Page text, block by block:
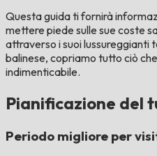
Questa guida ti fornirà
mettere piede sulle sue coste
attraverso i suoi lussureggianti
balinese, copriamo tutto ciò
indimenticabile.
Pianificazione del
Periodo migliore per